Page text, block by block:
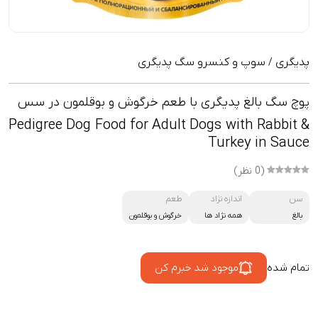
پدیگری / سوپ و کنسرو سگ پدیگری
پوچ سگ بالغ پدیگری با طعم خرگوش و بوقلمون در سس
Pedigree Dog Food for Adult Dogs with Rabbit &
Turkey in Sauce
(0 نظر)
سن
بالغ
اندازه نژاد
همه نژاد ها
طعم
خرگوش و بوقلمون
تمام شده موجود شد خبرم کن